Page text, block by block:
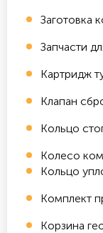
Заготовка
Запчасти
Картридж
Клапан
Кольцо
Колесо
Кольцо
Комплект
Корзина